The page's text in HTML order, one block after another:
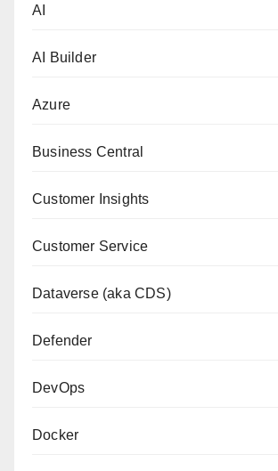
AI
AI Builder
Azure
Business Central
Customer Insights
Customer Service
Dataverse (aka CDS)
Defender
DevOps
Docker